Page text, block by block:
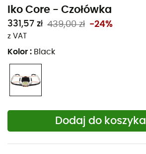
Iko Core - Czołówka
331,57 zł 439,00 zł -24%
z VAT
Kolor : Black
Dodaj do koszyka